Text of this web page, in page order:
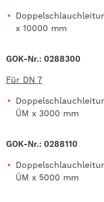
x 10000 mm
GOK-Nr.: 0288300
Für DN 7
ÜM x 3000 mm
GOK-Nr.: 0288110
ÜM x 5000 mm